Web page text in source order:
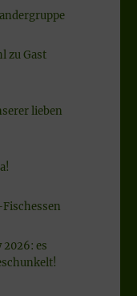
zu Gast
lieben
2026: es